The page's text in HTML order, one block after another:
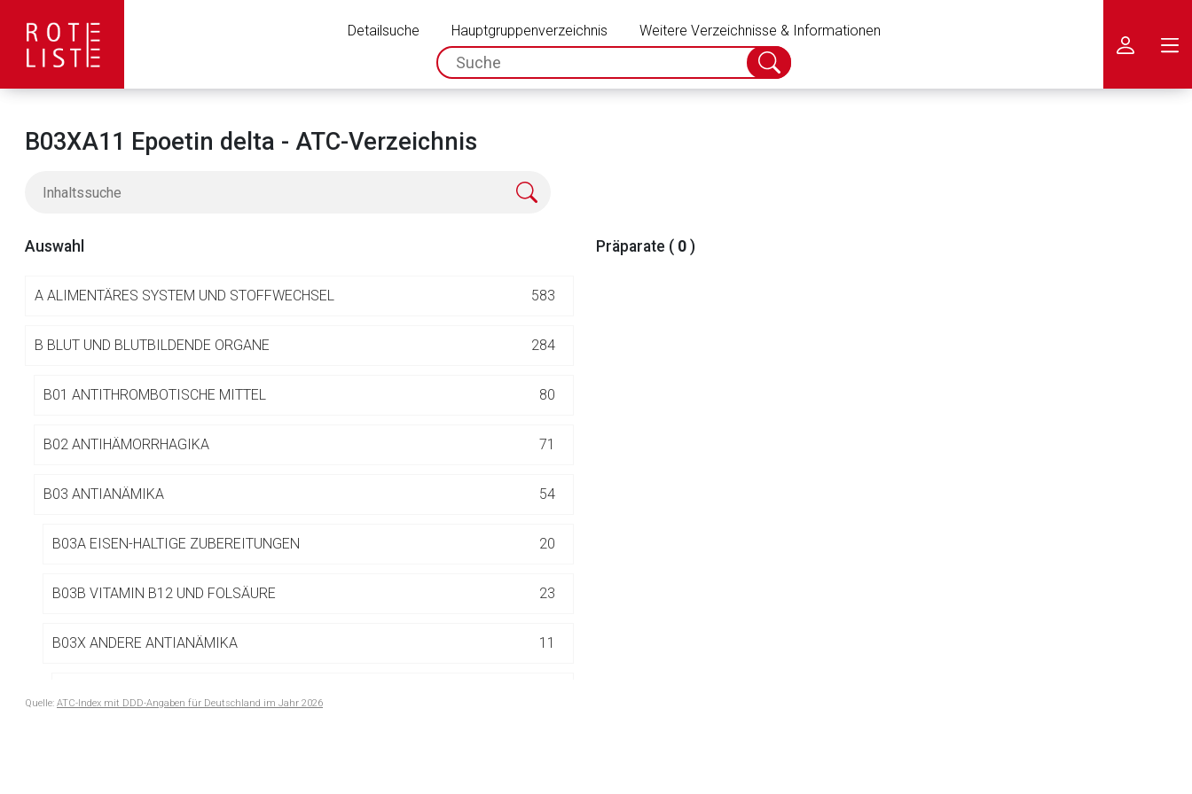
Detailsuche Hauptgruppenverzeichnis
Weitere Verzeichnisse & Informationen
spc.search.input.placeholder
Suche
abschicken
B03XA11 Epoetin delta - ATC-Verzeichnis
Auswahl
A ALIMENTÄRES SYSTEM UND STOFFWECHSEL 583
B BLUT UND BLUTBILDENDE ORGANE 284
B01 ANTITHROMBOTISCHE MITTEL 80
B02 ANTIHÄMORRHAGIKA 71
B03 ANTIANÄMIKA 54
B03A EISEN-HALTIGE ZUBEREITUNGEN 20
B03B VITAMIN B12 UND FOLSÄURE 23
B03X ANDERE ANTIANÄMIKA 11
Quelle: ATC-Index mit DDD-Angaben für Deutschland im Jahr 2026
Präparate ( 0 )
Aufruf einer externen Seite
Der von Ihnen aufgerufene Link öffnet eine externe Web-Seite. Für die Inhalte der externen Web-Seite ist deren